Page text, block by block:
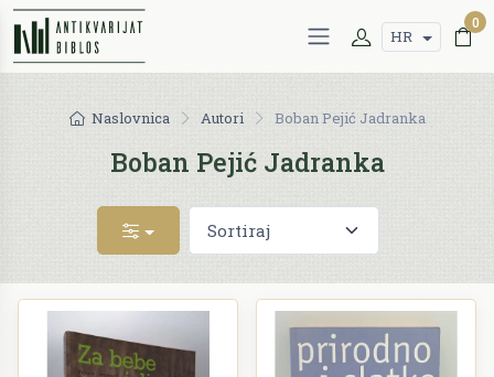
HR
0
Naslovnica Autori Boban Pejić Jadranka
Boban Pejić Jadranka